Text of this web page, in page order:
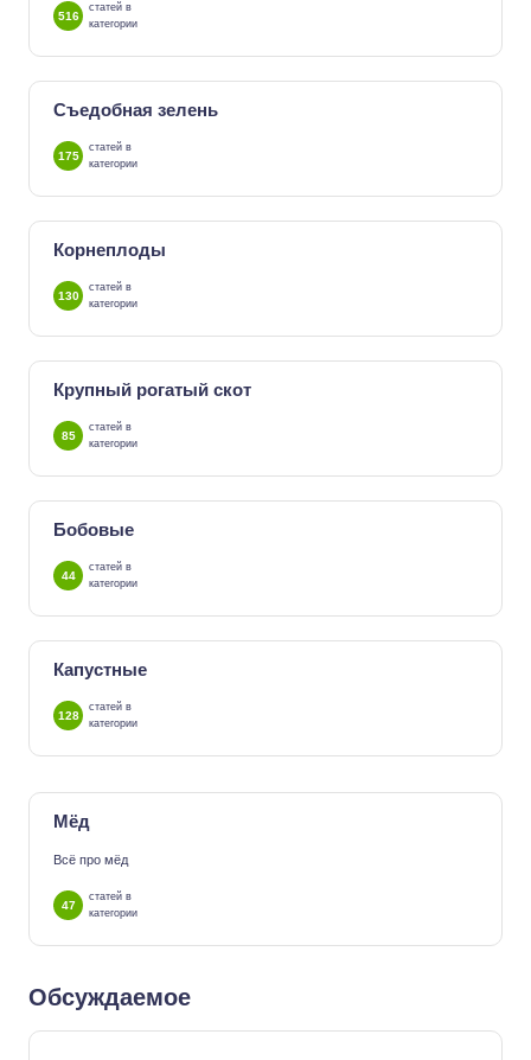
516
статей в
категории
Съедобная зелень
175
статей в
категории
Корнеплоды
130
статей в
категории
Крупный рогатый скот
85
статей в
категории
Бобовые
44
статей в
категории
Капустные
128
статей в
категории
Мёд
Всё про мёд
47
статей в
категории
Обсуждаемое